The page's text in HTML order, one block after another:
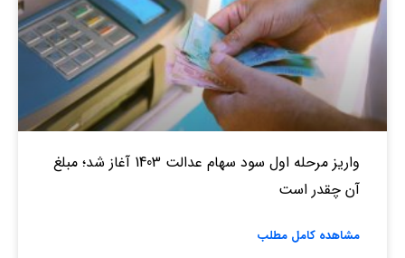
واریز مرحله اول سود سهام عدالت 1403 آغاز شد؛ مبلغ
آن چقدر است
مشاهده کامل مطلب